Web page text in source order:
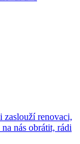
zaslouží renovaci,
nás obrátit, rádi